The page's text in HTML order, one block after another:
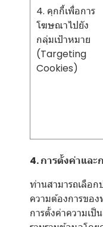
4. คุกกี้เพื่อการ
โฆษณาไปยัง
กลุ่มเป้าหมาย
(Targeting
Cookies)
4. การตั้งค่าและ
ท่านสามารถเลือ
ความต้องการของ
การตั้งค่าความเป็